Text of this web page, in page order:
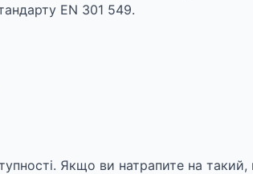
EN 301 549.
Якщо ви натрапите на